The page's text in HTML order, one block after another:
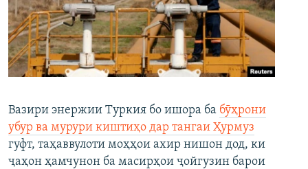
Вазири энержии Туркия бо ишора ба бӯҳрони
убур ва мурури киштиҳо дар тангаи Ҳурмуз
гуфт, таҳаввулоти моҳҳои ахир нишон дод, ки
ҷаҳон ҳамчунон ба масирҳои ҷойгузин барои